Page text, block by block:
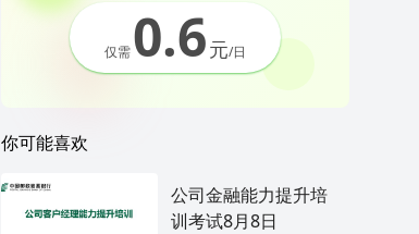
仅需0.6元/日
你可能喜欢
公司金融能力提升培
训考试8月8日